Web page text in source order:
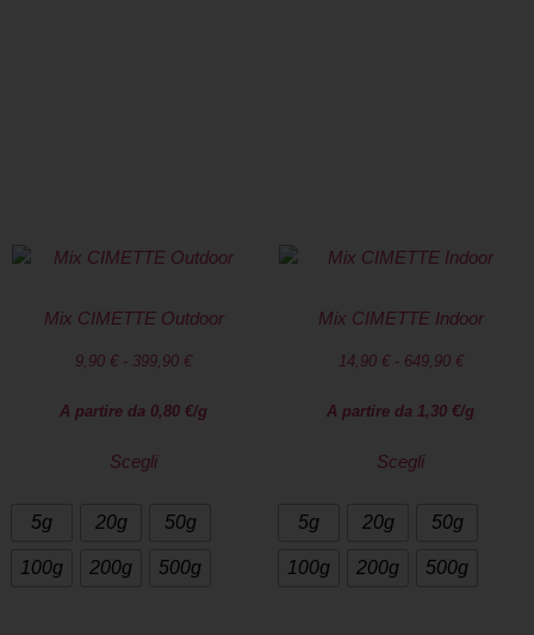
Mix CIMETTE Outdoor
9,90 € - 399,90 €
A partire da 0,80 €/g
Scegli
5g 20g 50g
100g 200g 500g
Mix CIMETTE Indoor
14,90 € - 649,90 €
A partire da 1,30 €/g
Scegli
5g 20g 50g
100g 200g 500g